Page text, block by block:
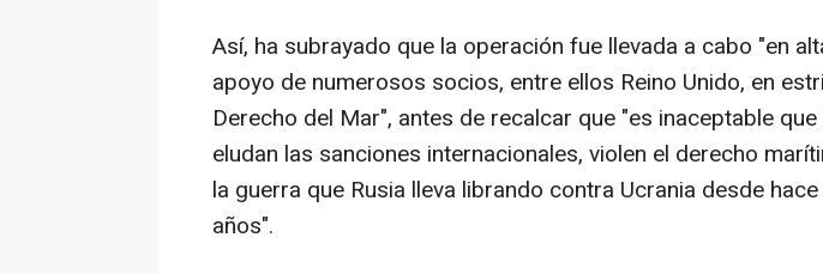
Así, ha subrayado que la operación fue llevada a cabo "en
apoyo de numerosos socios, entre ellos Reino Unido, en
Derecho del Mar", antes de recalcar que "es inaceptable
eludan las sanciones internacionales, violen el derecho
la guerra que Rusia lleva librando contra Ucrania desde
años".